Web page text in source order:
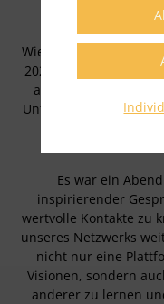
Wie jedes Jahr war die
2024 ein absolutes
außergewöhnliche
Unternehmerinnen
Es war ein
inspirierender
wertvolle Kontakte zu
unseres Netzwerks
nicht nur eine
Visionen, sondern
anderer zu lernen